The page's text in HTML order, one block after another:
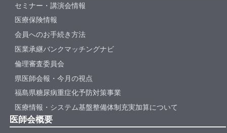
セミナー・講演会情報
医療保険情報
会員へのお手続き方法
医業承継バンクマッチングナビ
倫理審査委員会
県医師会報・今月の視点
福島県糖尿病重症化予防対策事業
医療情報・システム基盤整備体制充実加算について
医師会概要